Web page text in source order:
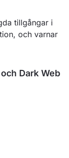
tillgångar i
och varnar
Dark Web